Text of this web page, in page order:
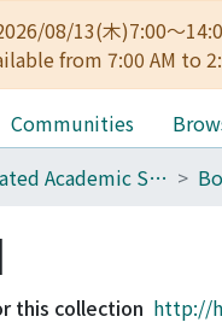
08/13(木)7:00～
from 7:00 AM to
Communities
007_Related Academic Societies
this collection http://